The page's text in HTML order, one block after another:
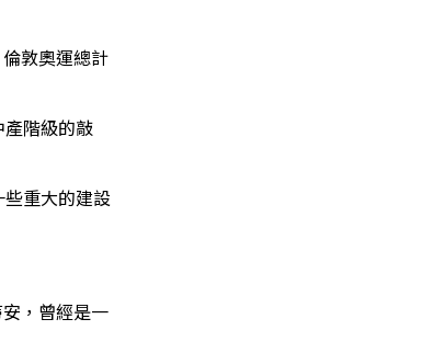
敦奧運總計
階級的敲
重大的建設
，曾經是一